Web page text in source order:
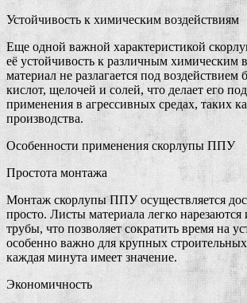
Устойчивость к химическим воздействиям
Еще одной важной характеристикой
её устойчивость к различным химическим
материал не разлагается под воздействием
кислот, щелочей и солей, что делает его
применения в агрессивных средах, таких
производства.
Особенности применения скорлупы ППУ
Простота монтажа
Монтаж скорлупы ППУ осуществляется
просто. Листы материала легко
трубы, что позволяет сократить время на
особенно важно для крупных
каждая минута имеет значение.
Экономичность